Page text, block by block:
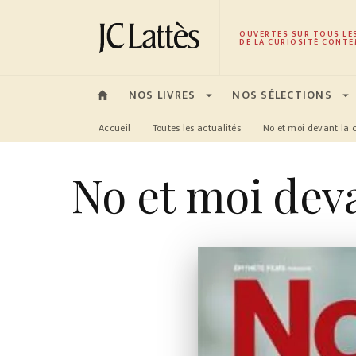
MENU RECHERCHE CONTENU
OUVERTES SUR TOUS
DE LA CURIOSITÉ
home NOS LIVRES arrow_drop_down NOS SÉLECTIONS arrow_drop_down
Accueil — Toutes les actualités — No et moi devant la
No et moi